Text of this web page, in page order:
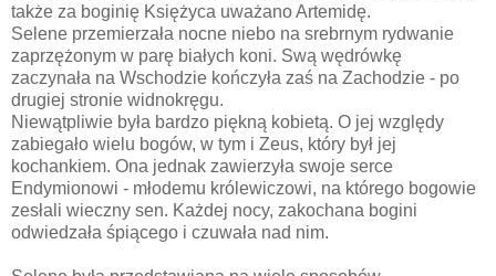
także za boginię Księżyca uważano Artemidę.
Selene przemierzała nocne niebo na srebrnym rydwanie
zaprzężonym w parę białych koni. Swą wędrówkę
zaczynała na Wschodzie kończyła zaś na Zachodzie - po
drugiej stronie widnokręgu.
Niewątpliwie była bardzo piękną kobietą. O jej względy
zabiegało wielu bogów, w tym i Zeus, który był jej
kochankiem. Ona jednak zawierzyła swoje serce
Endymionowi - młodemu królewiczowi, na którego bogowie
zesłali wieczny sen. Każdej nocy, zakochana bogini
odwiedzała śpiącego i czuwała nad nim.